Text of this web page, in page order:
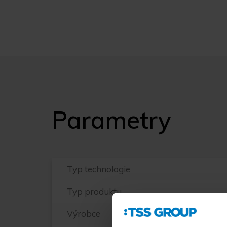
Parametry
Typ technologie
Typ produktu
Výrobce